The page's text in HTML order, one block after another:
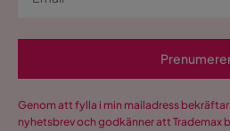
Genom att fylla i min mailadress bekräftar
nyhetsbrev och godkänner att Trademax